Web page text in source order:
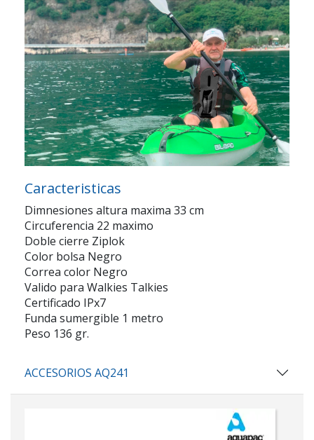
Caracteristicas
Dimnesiones altura maxima 33 cm
Circuferencia 22 maximo
Doble cierre Ziplok
Color bolsa Negro
Correa color Negro
Valido para Walkies Talkies
Certificado IPx7
Funda sumergible 1 metro
Peso 136 gr.
ACCESORIOS AQ241